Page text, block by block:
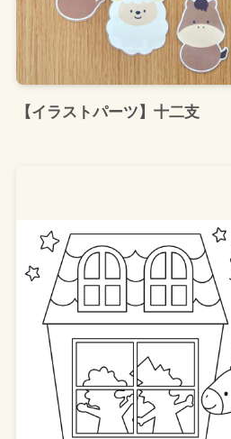
【イラストパーツ】十二支